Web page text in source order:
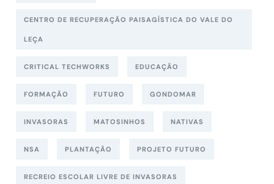
CENTRO DE RECUPERAÇÃO PAISAGÍSTICA DO VALE DO
LEÇA
CRITICAL TECHWORKS EDUCAÇÃO
FORMAÇÃO FUTURO GONDOMAR
INVASORAS MATOSINHOS NATIVAS
NSA PLANTAÇÃO PROJETO FUTURO
RECREIO ESCOLAR LIVRE DE INVASORAS